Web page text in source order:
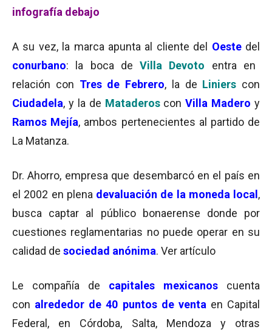
infografía debajo
A su vez, la marca apunta al cliente del Oeste del
conurbano: la boca de Villa Devoto entra en
relación con Tres de Febrero, la de Liniers con
Ciudadela, y la de Mataderos con Villa Madero y
Ramos Mejía, ambos pertenecientes al partido de
La Matanza.
Dr. Ahorro, empresa que desembarcó en el país en
el 2002 en plena devaluación de la moneda local ,
busca captar al público bonaerense donde por
cuestiones reglamentarias no puede operar en su
calidad de sociedad anónima. Ver artículo
Le compañía de capitales mexicanos
cuenta
con alrededor de 40 puntos de venta en Capital
Federal, en Córdoba, Salta, Mendoza y otras